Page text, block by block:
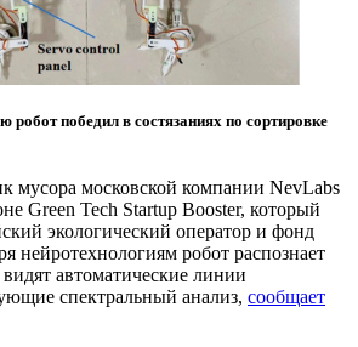
робот победил в состязаниях по сортировке
мусора московской компании NevLabs
Green Tech Startup Booster, который
экологический оператор и фонд
нейротехнологиям робот распознает
автоматические линии
спектральный анализ, сообщает